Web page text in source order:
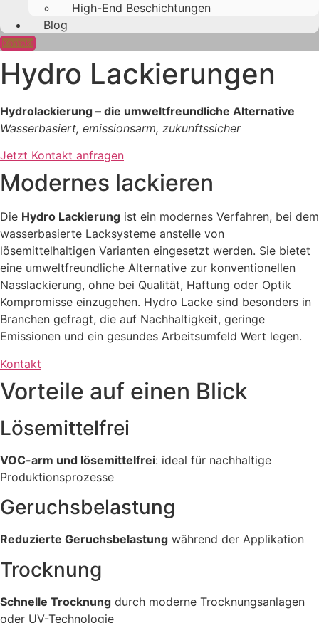
High-End Beschichtungen
Blog
Kontakt
Hydro Lackierungen
Hydrolackierung – die umweltfreundliche Alternative
Wasserbasiert, emissionsarm, zukunftssicher
Jetzt Kontakt anfragen
Modernes lackieren
Die Hydro Lackierung ist ein modernes Verfahren, bei dem
wasserbasierte Lacksysteme anstelle von
lösemittelhaltigen Varianten eingesetzt werden. Sie bietet
eine umweltfreundliche Alternative zur konventionellen
Nasslackierung, ohne bei Qualität, Haftung oder Optik
Kompromisse einzugehen. Hydro Lacke sind besonders in
Branchen gefragt, die auf Nachhaltigkeit, geringe
Emissionen und ein gesundes Arbeitsumfeld Wert legen.
Kontakt
Vorteile auf einen Blick
Lösemittelfrei
VOC-arm und lösemittelfrei: ideal für nachhaltige
Produktionsprozesse
Geruchsbelastung
Reduzierte Geruchsbelastung während der Applikation
Trocknung
Schnelle Trocknung durch moderne Trocknungsanlagen
oder UV-Technologie